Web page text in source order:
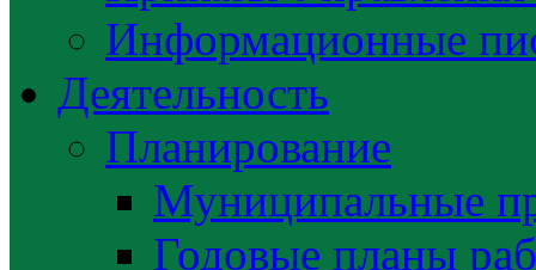
Информационные
Деятельность
Планирование
Муниципальные
Годовые планы